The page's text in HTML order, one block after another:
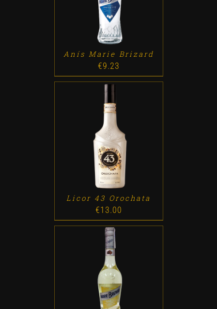
Anís Marie Brizard
€9.23
ADD TO CART / DETALLES
Licor 43 Orochata
€13.00
ADD TO CART /